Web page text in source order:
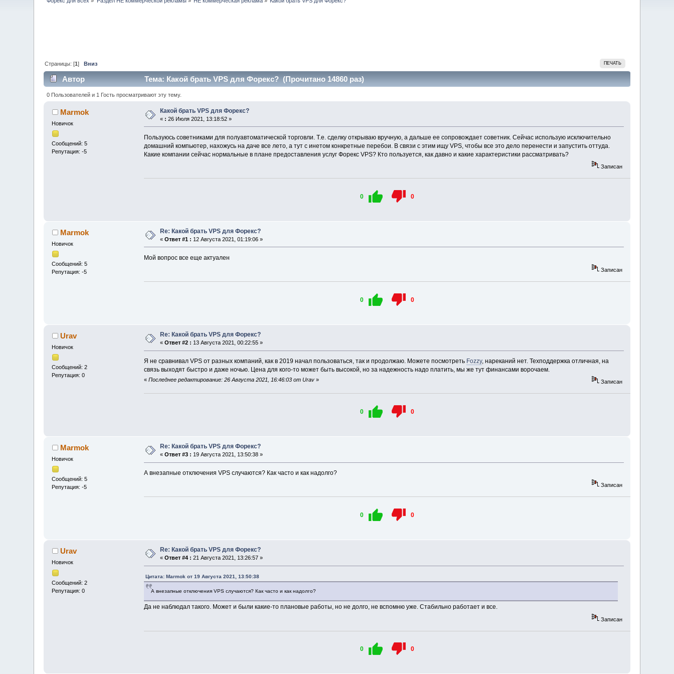
ПЕЧАТЬ
Страницы: [1]Вниз
Автор Тема: Какой брать VPS для Форекс? (Прочитано 14860 раз)
0 Пользователей и 1 Гость просматривают эту тему.
Marmok
Новичок
Сообщений: 5
Репутация: -5
Какой брать VPS для Форекс?
« : 26 Июля 2021, 13:18:52 »
Пользуюсь советниками для полуавтоматической торговли. Т.е. сделку открываю вручную, а дальше ее сопровождает советник. Сейчас использую исключительно
домашний компьютер, нахожусь на даче все лето, а тут с инетом конкретные перебои. В связи с этим ищу VPS, чтобы все это дело перенести и запустить оттуда.
Какие компании сейчас нормальные в плане предоставления услуг Форекс VPS? Кто пользуется, как давно и какие характеристики рассматривать?
Записан
0 0
Marmok
Новичок
Сообщений: 5
Репутация: -5
Re: Какой брать VPS для Форекс?
«Ответ #1 : 12 Августа 2021, 01:19:06 »
Мой вопрос все еще актуален
Записан
0 0
Urav
Новичок
Сообщений: 2
Репутация: 0
Re: Какой брать VPS для Форекс?
«Ответ #2 : 13 Августа 2021, 00:22:55 »
Я не сравнивал VPS от разных компаний, как в 2019 начал пользоваться, так и продолжаю. Можете посмотреть Fozzy, нареканий нет. Техподдержка отличная, на
связь выходят быстро и даже ночью. Цена для кого-то может быть высокой, но за надежность надо платить, мы же тут финансами ворочаем.
« Последнее редактирование: 26 Августа 2021, 16:46:03 от Urav» Записан
0 0
Marmok
Новичок
Сообщений: 5
Репутация: -5
Re: Какой брать VPS для Форекс?
«Ответ #3 : 19 Августа 2021, 13:50:38 »
А внезапные отключения VPS случаются? Как часто и как надолго?
Записан
0 0
Urav
Новичок
Сообщений: 2
Репутация: 0
Re: Какой брать VPS для Форекс?
«Ответ #4 : 21 Августа 2021, 13:26:57 »
Цитата: Marmok от 19 Августа 2021, 13:50:38
А внезапные отключения VPS случаются? Как часто и как надолго?
Да не наблюдал такого. Может и были какие-то плановые работы, но не долго, не вспомню уже. Стабильно работает и все.
Записан
0 0